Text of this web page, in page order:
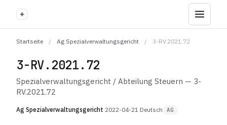
+
Startseite / Ag Spezialverwaltungsgericht / 3-RV.2021.72
3-RV.2021.72
Spezialverwaltungsgericht / Abteilung Steuern — 3-
RV.2021.72
Ag Spezialverwaltungsgericht·2022-04-21·Deutsch AG